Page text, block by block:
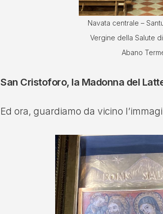
Navata centrale –
Vergine della Salute
Abano
San Cristoforo, la Madonna del
Ed ora, guardiamo da vicino